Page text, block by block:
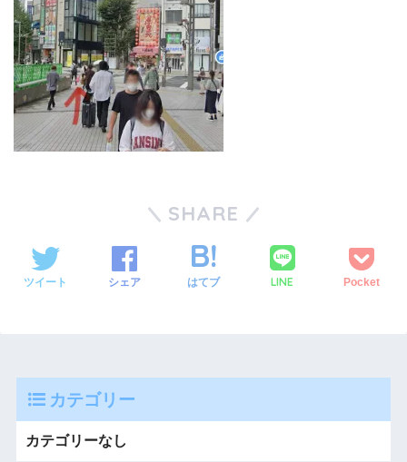
SHARE
ツイート シェア はてブ LINE Pocket
カテゴリー
カテゴリーなし